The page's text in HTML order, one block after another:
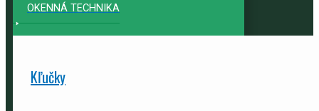
OKENNÁ TECHNIKA
Kľučky